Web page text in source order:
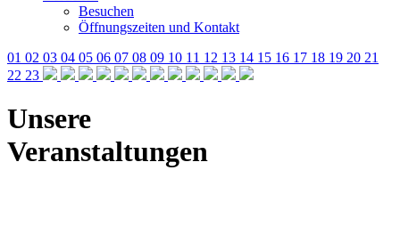
Besuchen
Öffnungszeiten und Kontakt
01 02 03 04 05 06 07 08 09 10 11 12 13 14 15 16 17 18 19 20 21
22 23
Unsere
Veranstaltungen